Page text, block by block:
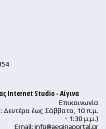
Internet Studio - Αίγινα
Επικοινωνία
Δευτέρα έως Σάββατο, 10 π.μ.
- 1:30 μ.μ.)
Email: info@aeginaportal.gr